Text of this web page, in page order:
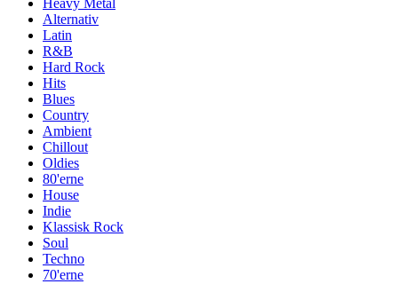
Heavy Metal
Alternativ
Latin
R&B
Hard Rock
Hits
Blues
Country
Ambient
Chillout
Oldies
80'erne
House
Indie
Klassisk Rock
Soul
Techno
70'erne